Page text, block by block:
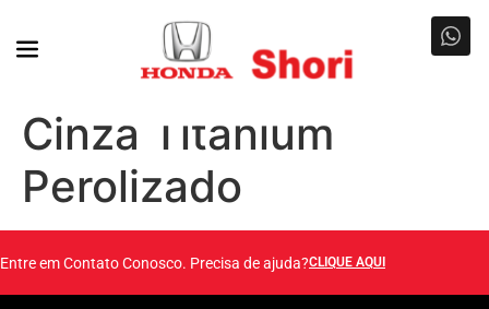
Cinza Titanium
Perolizado
Entre em Contato Conosco. Precisa de ajuda?CLIQUE AQUI